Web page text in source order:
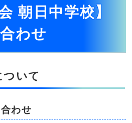
朝日中学校】
わせ
いて
わせ